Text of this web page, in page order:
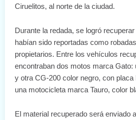
Ciruelitos, al norte de la ciudad.
Durante la redada, se logró
habían sido reportadas como
propietarios. Entre los vehículos
encontraban dos motos marca Gato:
y otra CG-200 color negro, con
una motocicleta marca Tauro, color
El material recuperado será enviado